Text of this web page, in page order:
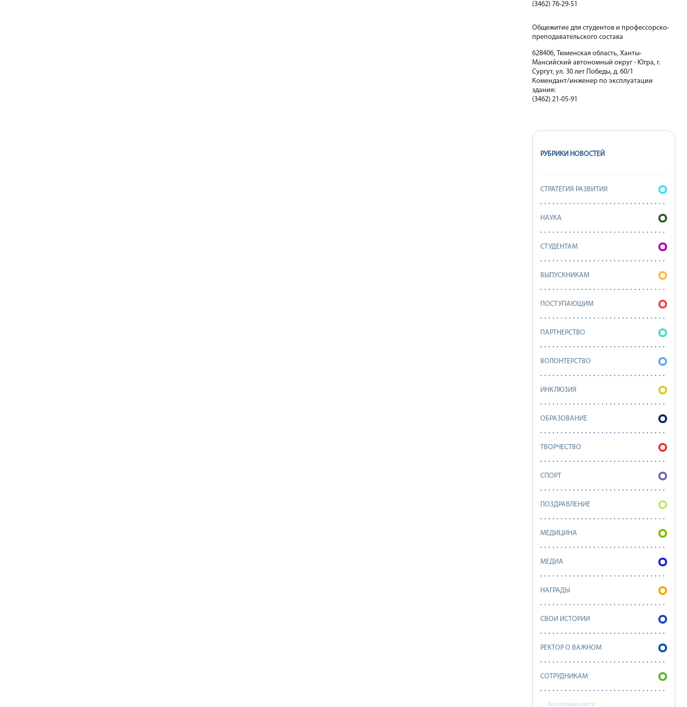
(3462) 76-29-51
Общежитие для студентов и профессорско-
преподавательского состава
628406, Тюменская область, Ханты-
Мансийский автономный округ - Югра, г.
Сургут, ул. 30 лет Победы, д. 60/1
Комендант/инженер по эксплуатации
здания:
(3462) 21-05-91
РУБРИКИ НОВОСТЕЙ
СТРАТЕГИЯ РАЗВИТИЯ
НАУКА
СТУДЕНТАМ
ВЫПУСКНИКАМ
ПОСТУПАЮЩИМ
ПАРТНЕРСТВО
ВОЛОНТЕРСТВО
ИНКЛЮЗИЯ
ОБРАЗОВАНИЕ
ТВОРЧЕСТВО
СПОРТ
ПОЗДРАВЛЕНИЕ
МЕДИЦИНА
МЕДИА
НАГРАДЫ
СВОИ ИСТОРИИ
РЕКТОР О ВАЖНОМ
СОТРУДНИКАМ
Все специальности